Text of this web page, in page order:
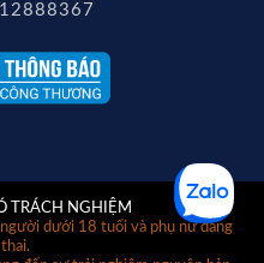
TRÁCH NGHIỆM
dưới 18 tuổi và phụ nữ đang